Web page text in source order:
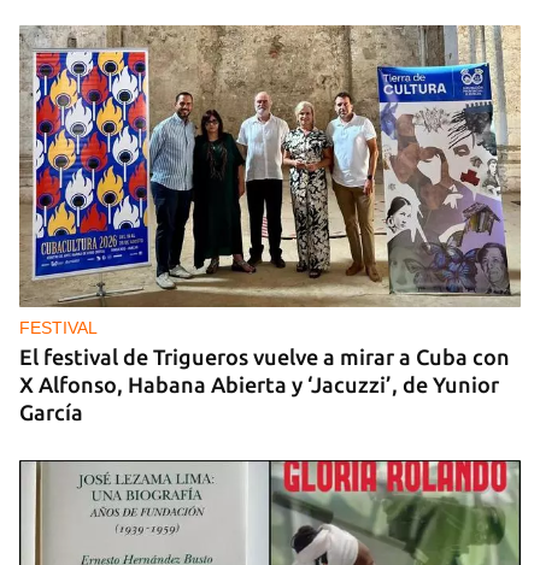
FESTIVAL
El festival de Trigueros vuelve a mirar a Cuba con
X Alfonso, Habana Abierta y ‘Jacuzzi’, de Yunior
García